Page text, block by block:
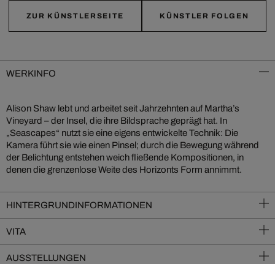
ZUR KÜNSTLERSEITE KÜNSTLER FOLGEN
WERKINFO
Alison Shaw lebt und arbeitet seit Jahrzehnten auf Martha’s
Vineyard – der Insel, die ihre Bildsprache geprägt hat. In
„Seascapes“ nutzt sie eine eigens entwickelte Technik: Die
Kamera führt sie wie einen Pinsel; durch die Bewegung während
der Belichtung entstehen weich fließende Kompositionen, in
denen die grenzenlose Weite des Horizonts Form annimmt.
HINTERGRUNDINFORMATIONEN
VITA
AUSSTELLUNGEN